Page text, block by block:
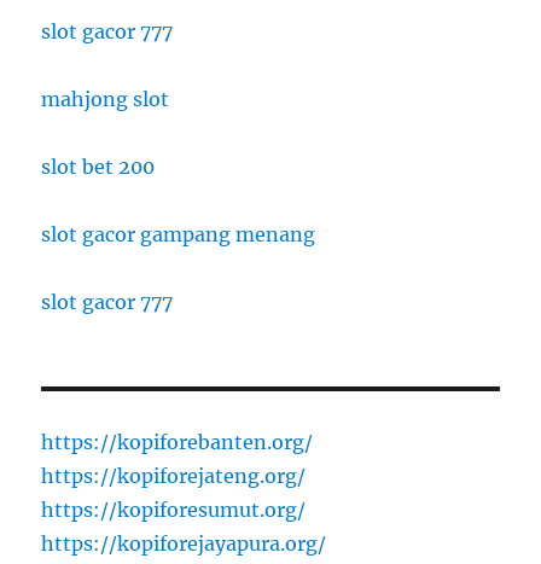
slot gacor 777
mahjong slot
slot bet 200
slot gacor gampang menang
slot gacor 777
https://kopiforebanten.org/
https://kopiforejateng.org/
https://kopiforesumut.org/
https://kopiforejayapura.org/